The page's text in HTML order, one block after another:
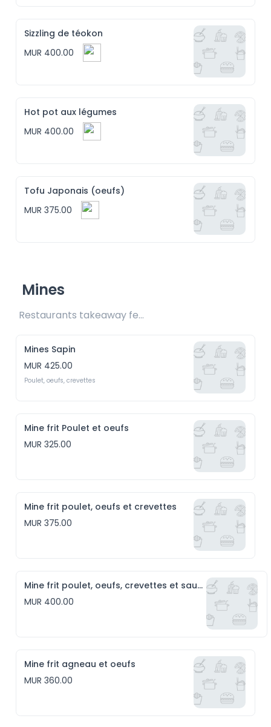
Sizzling de téokon
MUR 400.00
Hot pot aux légumes
MUR 400.00
Tofu Japonais (oeufs)
MUR 375.00
Mines
Restaurants takeaway fee Rs25 included
Mines Sapin
MUR 425.00
Poulet, oeufs, crevettes
Mine frit Poulet et oeufs
MUR 325.00
Mine frit poulet, oeufs et crevettes
MUR 375.00
Mine frit poulet, oeufs, crevettes et saucisses
MUR 400.00
Mine frit agneau et oeufs
MUR 360.00